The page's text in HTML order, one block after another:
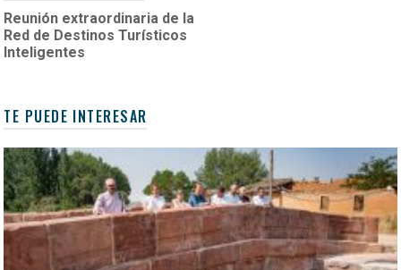
Reunión extraordinaria de la
Red de Destinos Turísticos
Inteligentes
TE PUEDE INTERESAR